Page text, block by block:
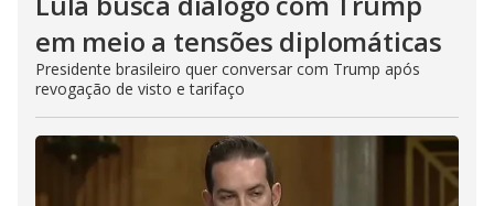
em meio a tensões diplomáticas
Presidente brasileiro quer conversar com Trump após
revogação de visto e tarifaço